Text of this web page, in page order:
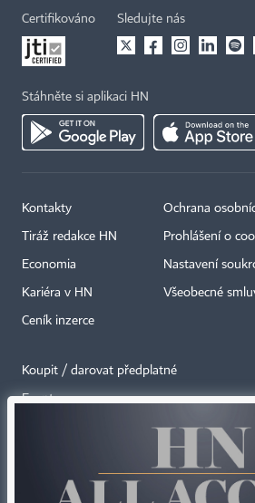
Certifikováno Sledujte nás
Stáhněte si aplikaci HN
Kontakty
Tiráž redakce HN
Economia
Kariéra v HN
Ceník inzerce
Ochrana
Prohlášení o
Nastavení
Všeobecné
Koupit / darovat předplatné
Eventy